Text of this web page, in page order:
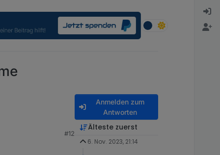
#12
Anmelden zum
Antworten
Älteste zuerst
6. Nov. 2023, 21:14